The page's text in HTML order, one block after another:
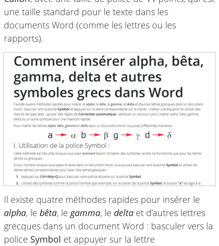
une taille standard pour le texte dans les
documents Word (comme les lettres ou les
rapports).
Il existe quatre méthodes rapides pour insérer le
alpha, le bêta, legamma, le delta et d’autres lettres
grecques dans un document Word : basculer vers la
police Symbol et appuyer sur la lettre